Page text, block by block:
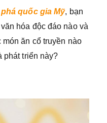
quốc gia Mỹ, bạn
hóa độc đáo nào và
ăn cổ truyền nào
phát triển này?